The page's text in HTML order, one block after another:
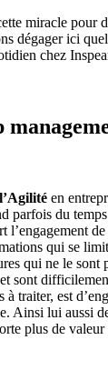
miracle pour
dégager ici
chez
en
parfois du
l’engagement
qui se
qui ne le sont
sont
à traiter, est
Ainsi lui aussi
plus de